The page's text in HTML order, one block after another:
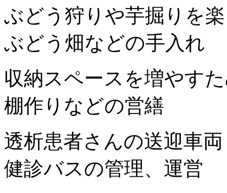
ぶどう狩りや芋掘りを
ぶどう畑などの手入れ
収納スペースを増やす
棚作りなどの営繕
透析患者さんの送迎車両
健診バスの管理、運営